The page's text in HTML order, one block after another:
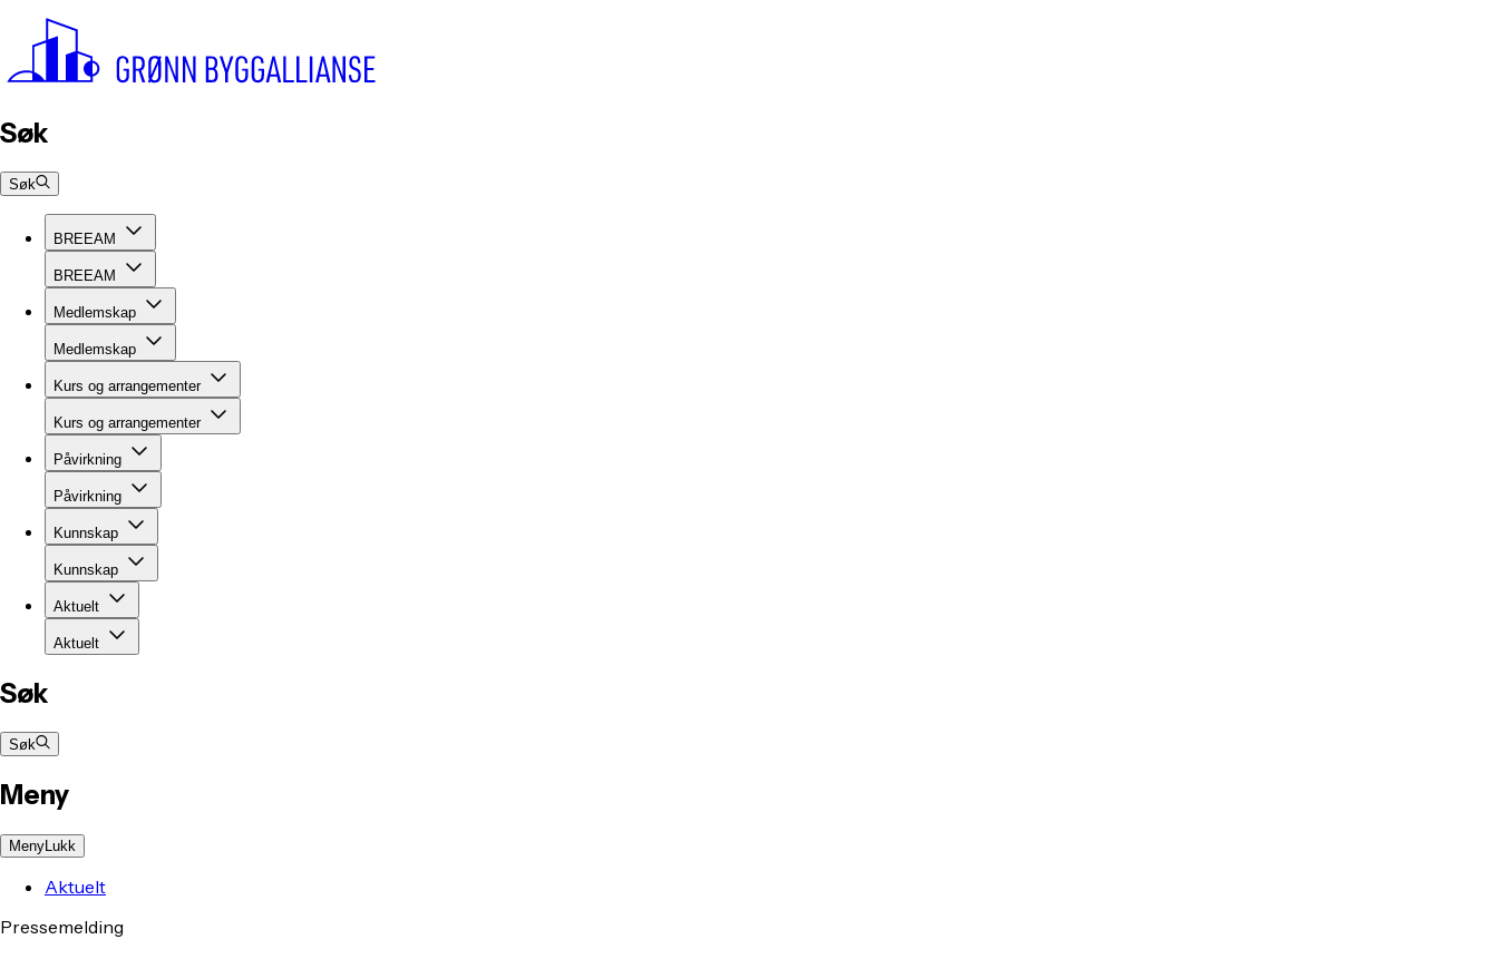
Søk
Søk
BREEAM
BREEAM
Medlemskap
Medlemskap
Kurs og arrangementer
Kurs og arrangementer
Påvirkning
Påvirkning
Kunnskap
Kunnskap
Aktuelt
Aktuelt
Søk
Søk
Meny
MenyLukk
Aktuelt
Pressemelding